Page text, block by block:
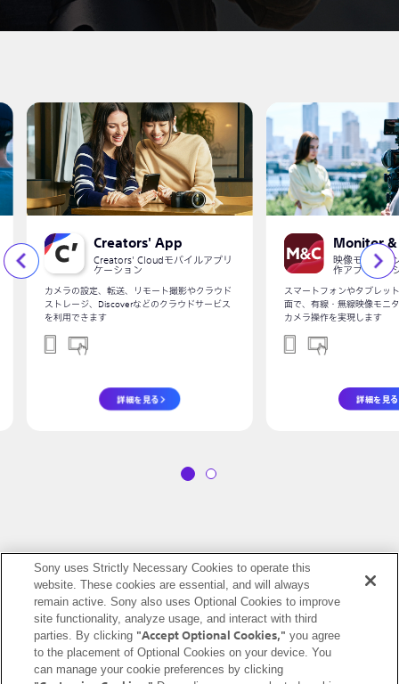
Creators' App
Creators' Cloudモバイルアプリ
ケーション
カメラの設定、転送、リモート撮影やクラウド
ストレージ、Discoverなどのクラウドサービス
を利用できます
詳細を見る
Monitor
映像モニタリ
作アプリケー
スマートフォンやタブレッ
面で、有線・無線映像モニ
カメラ操作を実現します
詳細を見る
2
日本 (日本語)
利用規約 (Account)
利用規約 (Creators' Cloud)
利用規約 (Master Cut (Beta))
プライバシーポリシー (Account)
プライバシーポリシー (Creators' Cloud)
Sony uses Strictly Necessary Cookies to operate this
website. These cookies are essential, and will always
remain active. Sony also uses Optional Cookies to improve
site functionality, analyze usage, and interact with third
parties. By clicking "Accept Optional Cookies," you agree
to the placement of Optional Cookies on your device. You
can manage your cookie preferences by clicking